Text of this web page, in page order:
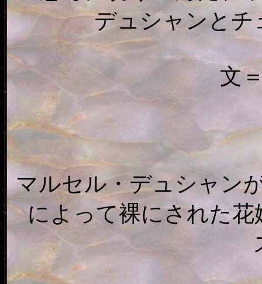
デュシャンとチ
文
マルセル・デュシャン
によって裸にされた